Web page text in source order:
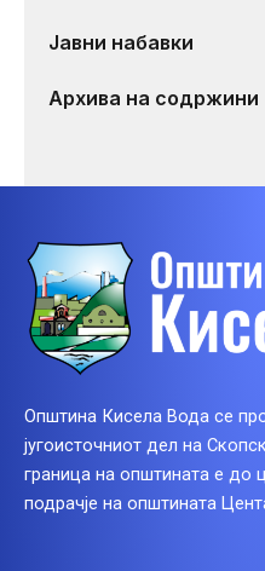
Јавни набавки
Архива на содржини
Општина Кисела Вода се
југоисточниот дел на
граница на општината е до
подрачје на општината